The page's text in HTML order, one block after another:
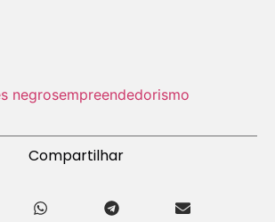
negrosempreendedorismo
Compartilhar